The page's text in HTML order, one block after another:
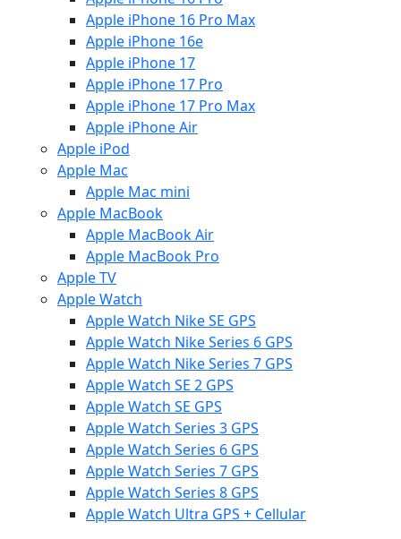
Apple iPhone 16 Pro Max
Apple iPhone 16e
Apple iPhone 17
Apple iPhone 17 Pro
Apple iPhone 17 Pro Max
Apple iPhone Air
Apple iPod
Apple Mac
Apple Mac mini
Apple MacBook
Apple MacBook Air
Apple MacBook Pro
Apple TV
Apple Watch
Apple Watch Nike SE GPS
Apple Watch Nike Series 6 GPS
Apple Watch Nike Series 7 GPS
Apple Watch SE 2 GPS
Apple Watch SE GPS
Apple Watch Series 3 GPS
Apple Watch Series 6 GPS
Apple Watch Series 7 GPS
Apple Watch Series 8 GPS
Apple Watch Ultra GPS + Cellular